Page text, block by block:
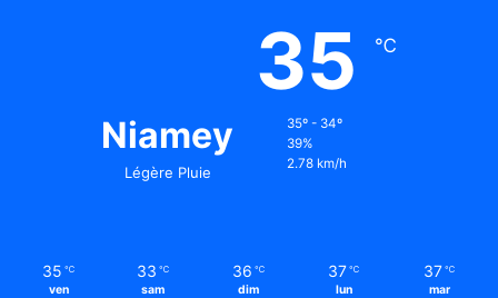
Niamey
Légère Pluie
35 ℃
35º - 34º
39%
2.78 km/h
35 ℃
ven
33 ℃
sam
36 ℃
dim
37 ℃
lun
37 ℃
mar